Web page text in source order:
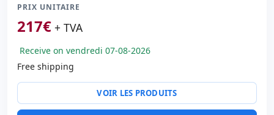
Mémoire RAM:
Disque dur: 256 Gb. SSD M2
Graphique: Intel UHD Graphics 630
Son: High Definition Audio
Réseau: Realtek PCIe GBe family
Système opératif: Windows 11 Pro
Ports: 4x USB 2.0 · 4x USB 3.0
PRIX UNITAIRE
217€ + TVA
Receive on vendredi 07-08-2026
Free shipping
VOIR LES PRODUITS